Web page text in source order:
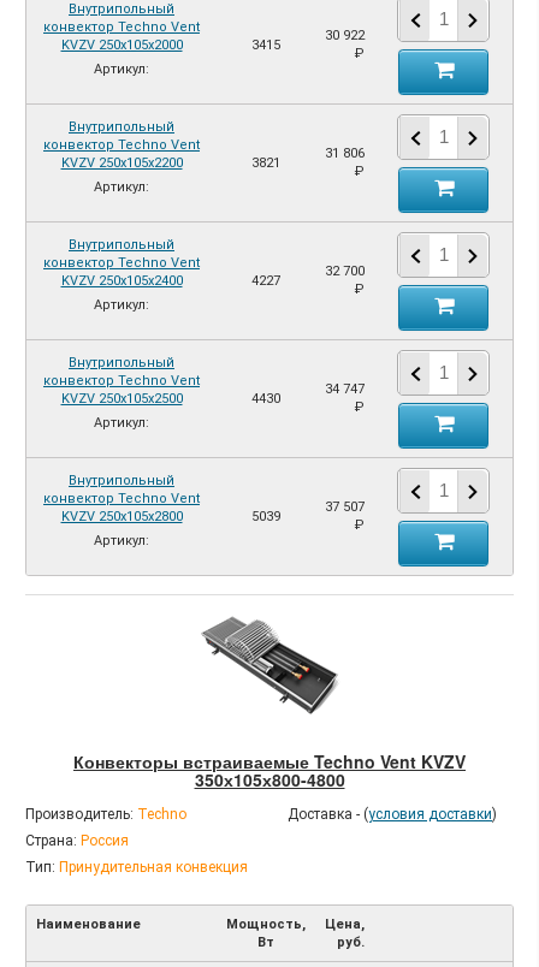
Внутрипольный
конвектор Techno Vent
KVZV 250х105х2000
Артикул:
3415
30 922
₽
Внутрипольный
конвектор Techno Vent
KVZV 250х105х2200
Артикул:
3821
31 806
₽
Внутрипольный
конвектор Techno Vent
KVZV 250х105х2400
Артикул:
4227
32 700
₽
Внутрипольный
конвектор Techno Vent
KVZV 250х105х2500
Артикул:
4430
34 747
₽
Внутрипольный
конвектор Techno Vent
KVZV 250х105х2800
Артикул:
5039
37 507
₽
Конвекторы встраиваемые Techno Vent KVZV
350х105х800-4800
Производитель: Techno
Страна: Россия
Тип: Принудительная конвекция
Доставка - (условия доставки)
Наименование
Мощность,
Вт
Цена,
руб.